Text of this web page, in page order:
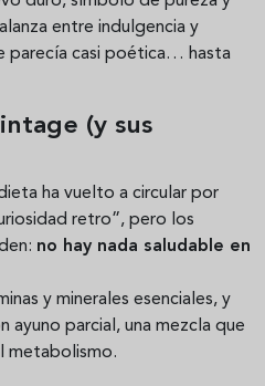
entre indulgencia y
parecía casi poética… hasta
(y sus
ha vuelto a circular por
retro”, pero los
no hay nada saludable en
y minerales esenciales, y
ayuno parcial, una mezcla que
metabolismo.